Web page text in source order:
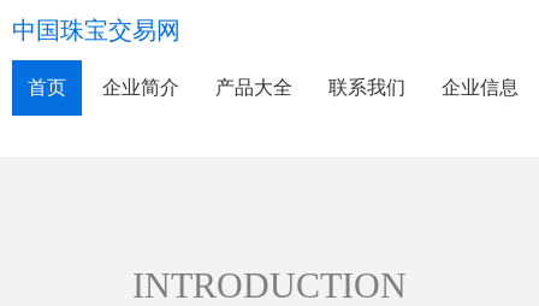
中国珠宝交易网
首页 企业简介 产品大全 联系我们 企业信息
INTRODUCTION